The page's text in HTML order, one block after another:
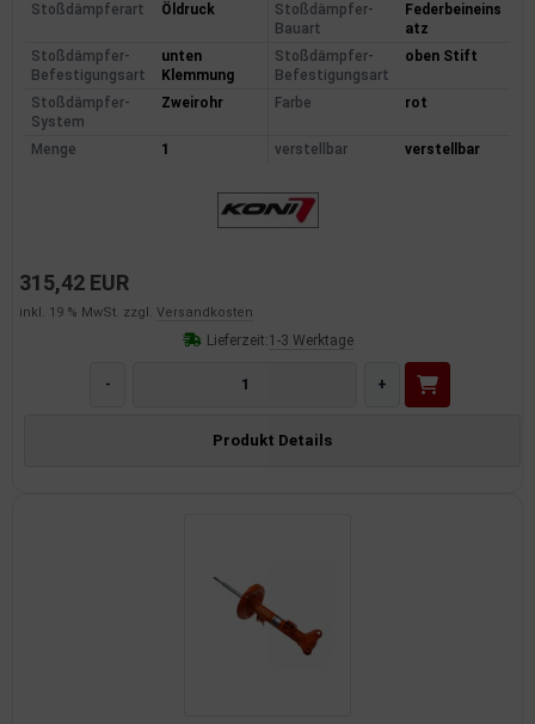
Stoßdämpferart Öldruck
Stoßdämpfer-
Bauart
Federbeineins
atz
Stoßdämpfer-
Befestigungsart
unten
Klemmung
Stoßdämpfer-
Befestigungsart
oben Stift
Stoßdämpfer-
System
Zweirohr Farbe rot
Menge 1 verstellbar verstellbar
315,42 EUR
inkl. 19 % MwSt. zzgl. Versandkosten
Lieferzeit:1-3 Werktage
- +
Produkt Details